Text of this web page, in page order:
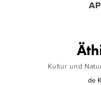
Kultur und
de